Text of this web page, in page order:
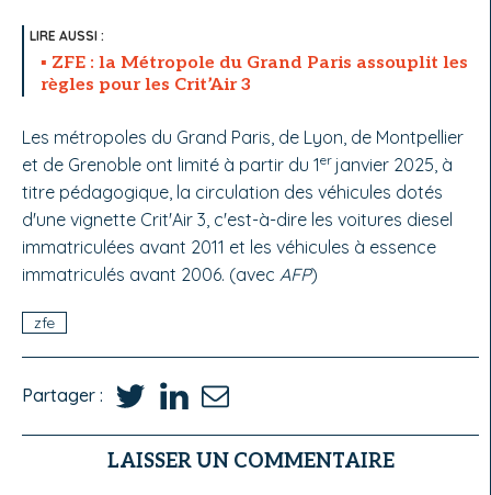
ZFE : la Métropole du Grand Paris assouplit les
règles pour les Crit’Air 3
Les métropoles du Grand Paris, de Lyon, de Montpellier
et de Grenoble ont limité à partir du 1er janvier 2025, à
titre pédagogique, la circulation des véhicules dotés
d'une vignette Crit'Air 3, c'est-à-dire les voitures diesel
immatriculées avant 2011 et les véhicules à essence
immatriculés avant 2006. (avec AFP)
zfe
Partager :
LAISSER UN COMMENTAIRE